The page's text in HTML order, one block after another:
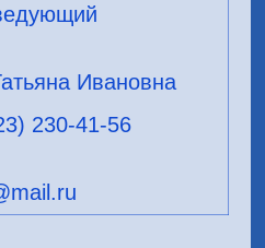
Ивановна
230-41-56